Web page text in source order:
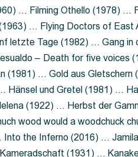
… Filming Othello (1978) …
(1963) … Flying Doctors of
letzte Tage (1982) … Gang
– Death for five voices
(1981) … Gold aus
Hänsel und Gretel (1981) …
(1922) … Herbst der
wood would a woodchuck
Into the Inferno (2016) …
(1931) …